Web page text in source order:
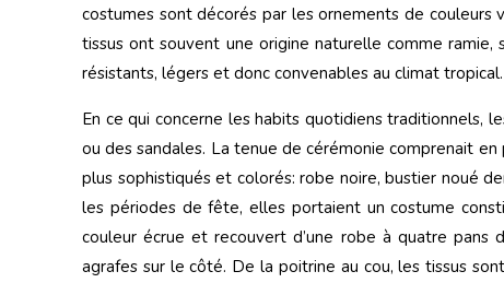
costumes sont décorés par les ornements de couleurs
tissus ont souvent une origine naturelle comme ramie,
résistants, légers et donc convenables au climat tropical.
En ce qui concerne les habits quotidiens traditionnels,
ou des sandales. La tenue de cérémonie comprenait
plus sophistiqués et colorés: robe noire, bustier noué
les périodes de fête, elles portaient un costume
couleur écrue et recouvert d’une robe à quatre
agrafes sur le côté. De la poitrine au cou, les tissus